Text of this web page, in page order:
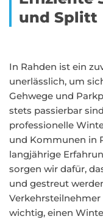
und Splitt
In Rahden ist ein
unerlässlich, um
Gehwege und
stets passierbar
professionelle
und Kommunen in
langjährige
sorgen wir dafür,
und gestreut
Verkehrsteilnehmer
wichtig, einen